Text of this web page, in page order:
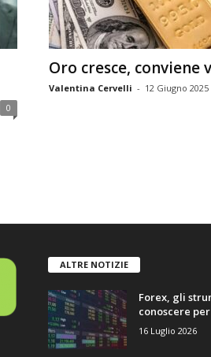
0
Oro cresce, conviene
Valentina Cervelli - 12 Giugno 2025
ALTRE NOTIZIE
Forex, gli
conoscere
16 Luglio 2026